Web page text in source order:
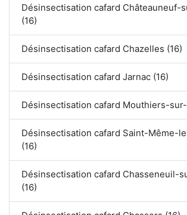
Désinsectisation cafard Châteauneuf-
(16)
Désinsectisation cafard Chazelles (16)
Désinsectisation cafard Jarnac (16)
Désinsectisation cafard Mouthiers-
Désinsectisation cafard Saint-Même-
(16)
Désinsectisation cafard Chasseneuil-
(16)